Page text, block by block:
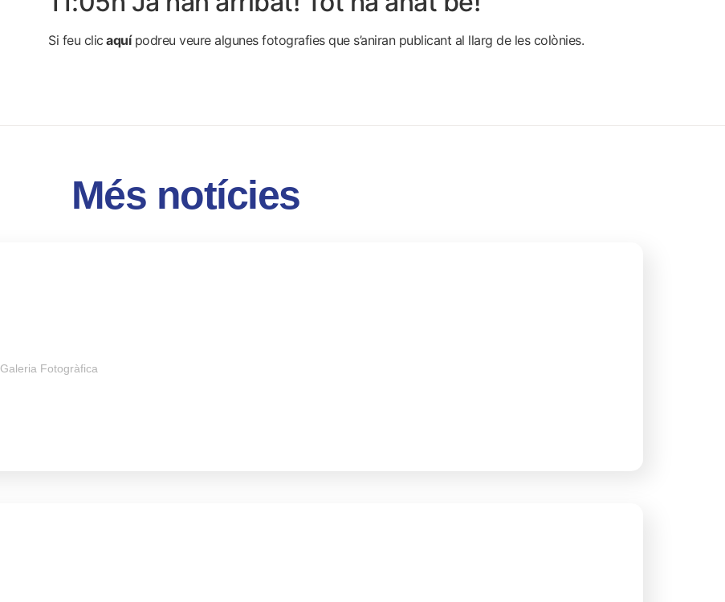
Si feu clic aquípodreu veure algunes fotografies que s’aniran publicant al llarg de les colònies.
Més notícies
Galeria Fotogràfica